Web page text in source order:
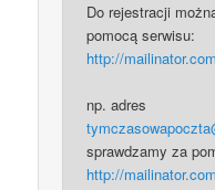
Do rejestracji
pomocą serwisu:
http://
np. adres
sprawdzamy za
http://